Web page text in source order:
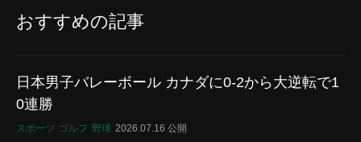
おすすめの記事
日本男子バレーボール カナダに0-2から大逆転で1
0連勝
スポーツ ゴルフ 野球 2026.07.16 公開